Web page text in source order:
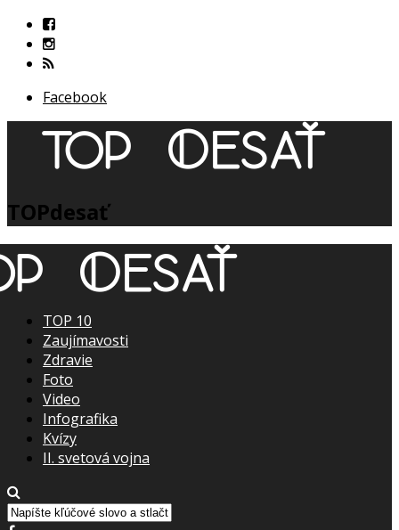
Facebook
TOPdesať
TOP 10
Zaujímavosti
Zdravie
Foto
Video
Infografika
Kvízy
II. svetová vojna